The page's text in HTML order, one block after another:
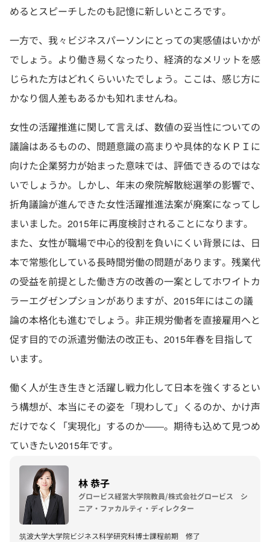
めるとスピーチしたのも記憶に新しいところです。
一方で、我々ビジネスパーソンにとっての実感値はいかが
でしょう。より働き易くなったり、経済的なメリットを感
じられた方はどれくらいいたでしょう。ここは、感じ方に
かなり個人差もあるかも知れませんね。
女性の活躍推進に関して言えば、数値の妥当性についての
議論はあるものの、問題意識の高まりや具体的なＫＰＩに
向けた企業努力が始まった意味では、評価できるのではな
いでしょうか。しかし、年末の衆院解散総選挙の影響で、
折角議論が進んできた女性活躍推進法案が廃案になってし
まいました。2015年に再度検討されることになります。
また、女性が職場で中心的役割を負いにくい背景には、日
本で常態化している長時間労働の問題があります。残業代
の受益を前提とした働き方の改善の一案としてホワイトカ
ラーエグゼンプションがありますが、2015年にはこの議
論の本格化も進むでしょう。非正規労働者を直接雇用へと
促す目的での派遣労働法の改正も、2015年春を目指して
います。
働く人が生き生きと活躍し戦力化して日本を強くするとい
う構想が、本当にその姿を「現わして」くるのか、かけ声
だけでなく「実現化」するのか――。期待も込めて見つめ
ていきたい2015年です。
林 恭子
グロービス経営大学院教員/株式会社グロービス シ
ニア・ファカルティ・ディレクター
筑波大学大学院ビジネス科学研究科博士課程前期 修了